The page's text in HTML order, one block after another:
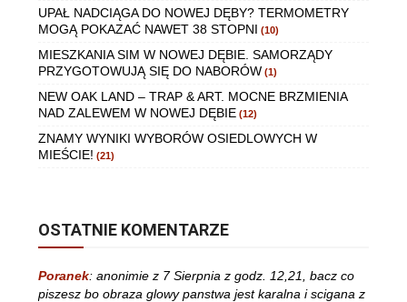
UPAŁ NADCIĄGA DO NOWEJ DĘBY? TERMOMETRY
MOGĄ POKAZAĆ NAWET 38 STOPNI (10)
MIESZKANIA SIM W NOWEJ DĘBIE. SAMORZĄDY
PRZYGOTOWUJĄ SIĘ DO NABORÓW (1)
NEW OAK LAND – TRAP & ART. MOCNE BRZMIENIA
NAD ZALEWEM W NOWEJ DĘBIE (12)
ZNAMY WYNIKI WYBORÓW OSIEDLOWYCH W
MIEŚCIE! (21)
OSTATNIE KOMENTARZE
Poranek: anonimie z 7 Sierpnia z godz. 12,21, bacz co
piszesz bo obraza glowy panstwa jest karalna i scigana z